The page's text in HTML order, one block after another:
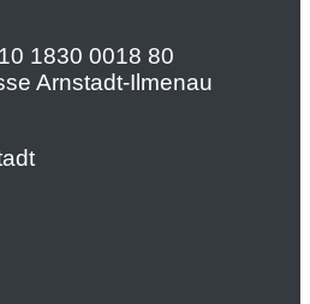
1830 0018 80
Arnstadt-Ilmenau